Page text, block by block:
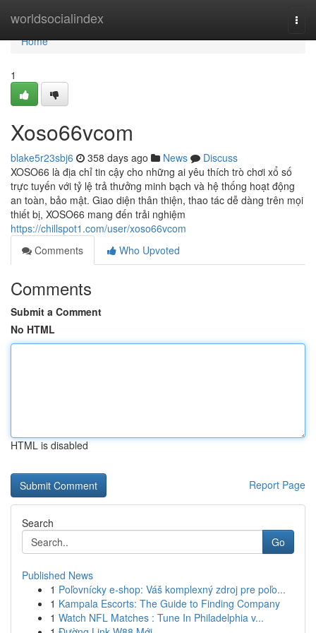
worldsocialindex
Home
Home
1
Xoso66vcom
blake5r23sbj6 358 days ago News
Discuss
XOSO66 là địa chỉ tin cậy cho những ai yêu thích trò chơi xổ số
trực tuyến với tỷ lệ trả thưởng minh bạch và hệ thống hoạt động
an toàn, bảo mật. Giao diện thân thiện, thao tác dễ dàng trên mọi
thiết bị, XOSO66 mang đến trải nghiệm
https://chillspot1.com/user/xoso66vcom
Comments
Who Upvoted
Comments
Submit a Comment
No HTML
HTML is disabled
Report Page
Search
Go
Published News
1 Poľovnícky e-shop: Váš komplexný zdroj pre poľo...
1 Kampala Escorts: The Guide to Finding Company
1 Watch NFL Matches : Tune In Philadelphia v...